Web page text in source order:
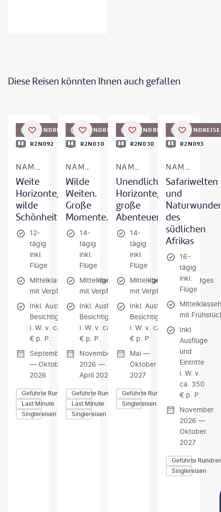
Diese Reisen könnten Ihnen auch gefallen
RUNDREISE
R2N092
NAMIBIA
Weite
Horizonte,
wilde
Schönheit
12-
tägig
inkl.
Flüge
Mittelklassehotels/Lodges
mit Verpflegung
Inkl. Ausflüge &
Besichtigungen
i. W. v. ca. 200
€ p. P.
September
— Oktober
2026
Geführte Rundreisen
Last Minute
Singlereisen
DEAL RUNDREISE
R2N030
NAMIBIA
Wilde
Weiten.
Große
Momente.
14-
tägig
inkl.
Flüge
Mittelklassehotels/Lodges
mit Verpflegung
Inkl. Ausflüge &
Besichtigungen
i. W. v. ca. 500
€ p. P.
November
2026 —
April 2027
Geführte Rundreisen
Last Minute
Singlereisen
FRÜHBUCHER-VORTEIL
RUNDREISE
R2N030
NAMIBIA
Unendliche
Horizonte,
große
Abenteuer
14-
tägig
inkl.
Flüge
Mittelklassehotels/Lodges
mit Verpflegung
Inkl. Ausflüge &
Besichtigungen
i. W. v. ca. 500
€ p. P.
Mai —
Oktober
2027
Geführte Rundreisen
Singlereisen
RUNDREISE
R2N093
NAMIBIA, BOTSWANA & SIMBABWE
Safariwelten
und
Naturwunder
des
südlichen
Afrikas
16-
tägig
inkl.
Flüge
mit
Inkl.
Ausflüge
und
Eintritte
i. W. v.
ca. 350
€ p. P.
November
2026 —
Oktober
2027
Geführte
Singlereisen